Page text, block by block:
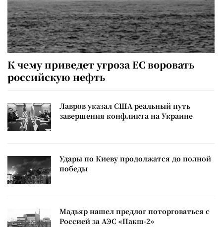
К чему приведет угроза ЕС воровать
российскую нефть
Лавров указал США реальный путь
завершения конфликта на Украине
Удары по Киеву продолжатся до полной
победы
Мадьяр нашел предлог поторговаться с
Россией за АЭС «Пакш-2»